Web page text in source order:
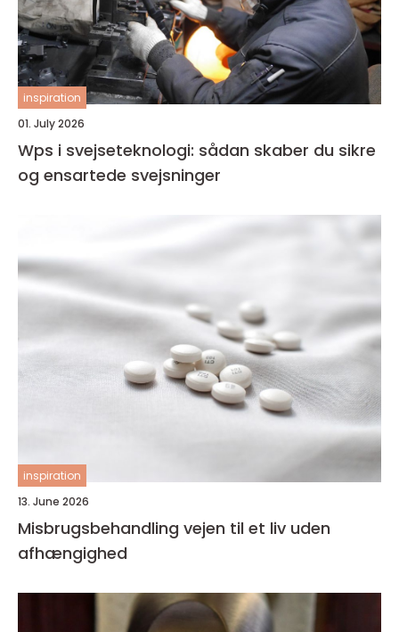
inspiration
01. July 2026
Wps i svejseteknologi: sådan skaber du sikre
og ensartede svejsninger
inspiration
13. June 2026
Misbrugsbehandling vejen til et liv uden
afhængighed